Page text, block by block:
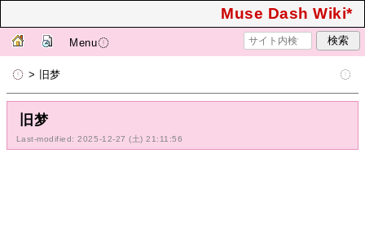
Muse Dash Wiki*
Menu
> 旧梦
旧梦
Last-modified: 2025-12-27 (土) 21:11:56